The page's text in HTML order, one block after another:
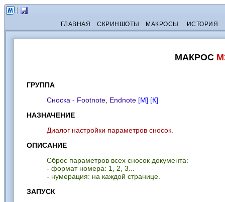
ГЛАВНАЯ СКРИНШОТЫ МАКРОСЫ ИСТОРИЯ
МАКРОС
ГРУППА
Сноска - Footnote, Endnote [М] [К]
НАЗНАЧЕНИЕ
Диалог настройки параметров сносок.
ОПИСАНИЕ
Сброс параметров всех сносок документа:
- формат номера: 1, 2, 3...
- нумерация: на каждой странице.
ЗАПУСК